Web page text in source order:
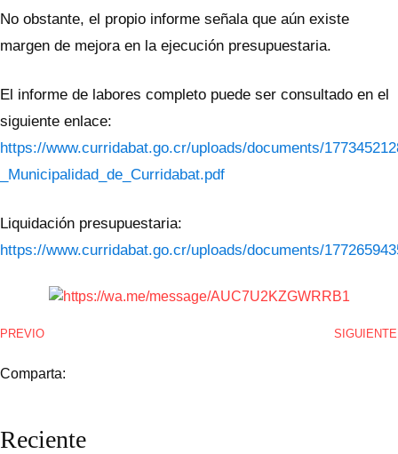
No obstante, el propio informe señala que aún existe
margen de mejora en la ejecución presupuestaria.
El informe de labores completo puede ser consultado en el
siguiente enlace:
https://www.curridabat.go.cr/uploads/documents/
_Municipalidad_de_Curridabat.pdf
Liquidación presupuestaria:
https://www.curridabat.go.cr/uploads/documents/
PREVIO SIGUIENTE
Comparta:
Reciente